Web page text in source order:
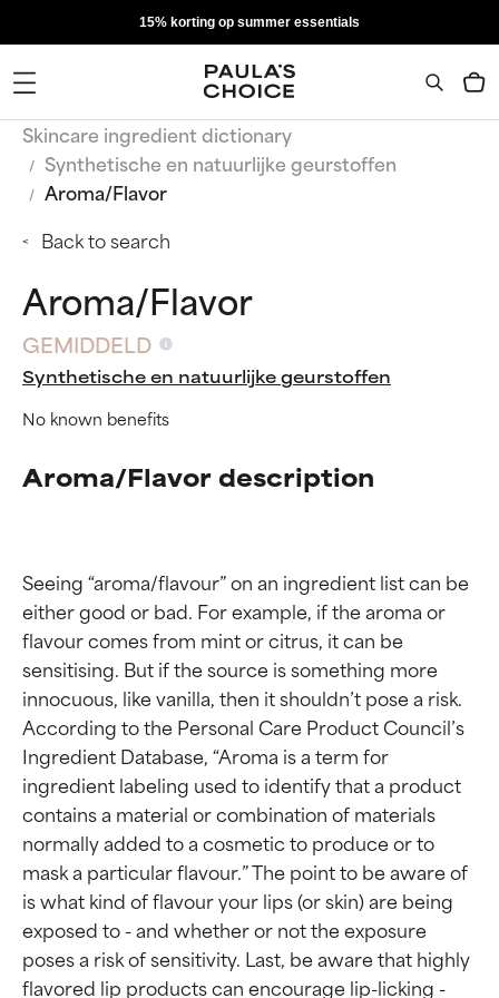
15% korting op summer essentials
Skincare ingredient dictionary
Synthetische en natuurlijke geurstoffen
Aroma/Flavor
Back to search
Aroma/Flavor
GEMIDDELD
Synthetische en natuurlijke geurstoffen
No known benefits
Aroma/Flavor description
Seeing “aroma/flavour” on an ingredient list can be
either good or bad. For example, if the aroma or
flavour comes from mint or citrus, it can be
sensitising. But if the source is something more
innocuous, like vanilla, then it shouldn’t pose a risk.
According to the Personal Care Product Council’s
Ingredient Database, “Aroma is a term for
ingredient labeling used to identify that a product
contains a material or combination of materials
normally added to a cosmetic to produce or to
mask a particular flavour.” The point to be aware of
is what kind of flavour your lips (or skin) are being
exposed to - and whether or not the exposure
poses a risk of sensitivity. Last, be aware that highly
flavored lip products can encourage lip-licking -
Beoordelingen van
Beoordelingen van